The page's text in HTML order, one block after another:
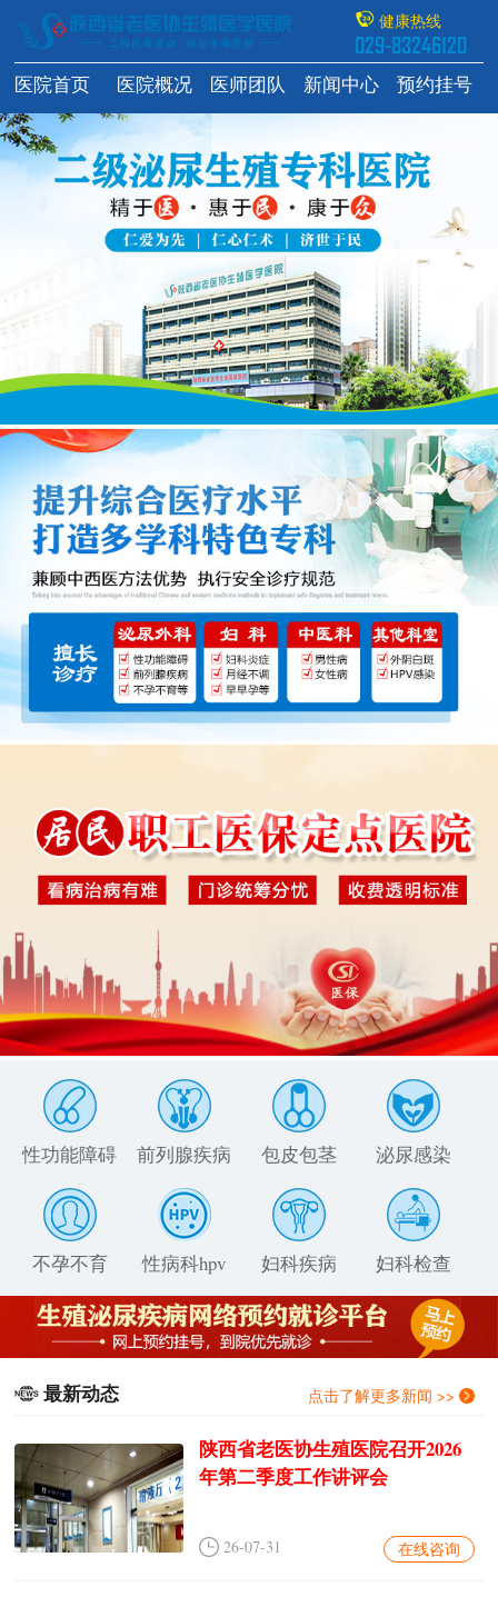
医院首页 医院概况 医师团队 新闻中心 预约挂号
健康热线
029-83246120
性功能障碍 前列腺疾病 包皮包茎 泌尿感染
不孕不育 性病科hpv 妇科疾病 妇科检查
最新动态 点击了解更多新闻 >>
陕西省老医协生殖医院召开2026
年第二季度工作讲评会
26-07-31 在线咨询